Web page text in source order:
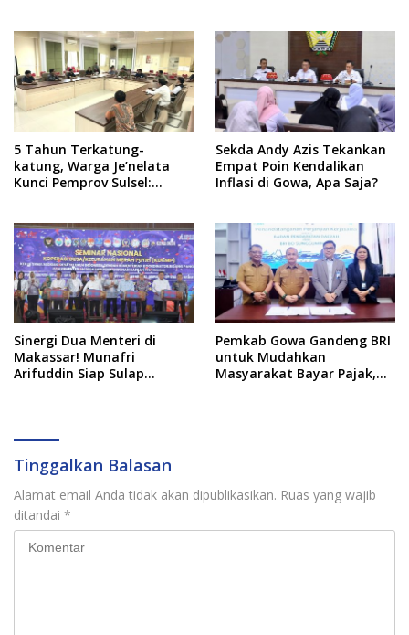
Jalur Musyawarah,
Ingatkan Soal Adat dan
Adab
5 Tahun Terkatung-
katung, Warga Je’nelata
Kunci Pemprov Sulsel:
Sekda Andy Azis Tekankan
Empat Poin Kendalikan
Inflasi di Gowa, Apa Saja?
Sinergi Dua Menteri di
Makassar! Munafri
Arifuddin Siap Sulap
Pemkab Gowa Gandeng BRI
untuk Mudahkan
Masyarakat Bayar Pajak,
Tinggalkan Balasan
Alamat email Anda tidak akan dipublikasikan. Ruas yang wajib
ditandai *